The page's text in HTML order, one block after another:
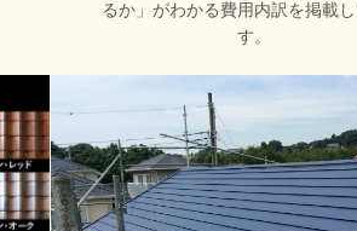
るか」がわかる費用内訳を掲載し
す。